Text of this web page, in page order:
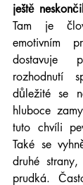
ještě
Tam je
emotivním
dostavuje
rozhodnutí
důležité se
hluboce
tuto chvíli
Také se
druhé
prudká.